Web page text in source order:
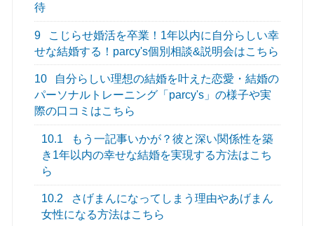
待
9
こじらせ婚活を卒業！1年以内に自分らしい幸
せな結婚する！parcy's個別相談&説明会はこちら
10
自分らしい理想の結婚を叶えた恋愛・結婚の
パーソナルトレーニング「parcy's」の様子や実
際の口コミはこちら
10.1
もう一記事いかが？彼と深い関係性を築
き1年以内の幸せな結婚を実現する方法はこち
ら
10.2
さげまんになってしまう理由やあげまん
女性になる方法はこちら